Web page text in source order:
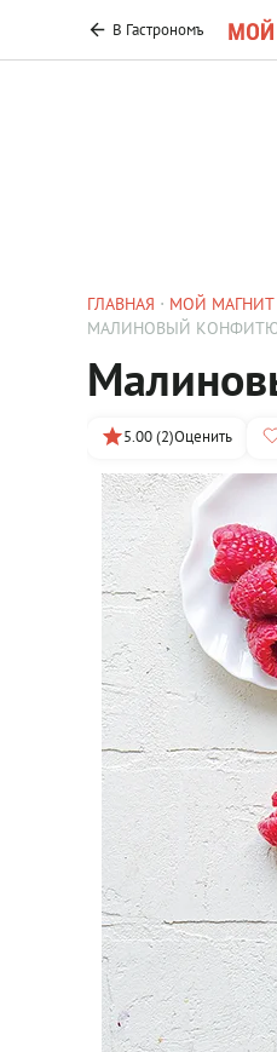
В Гастрономъ
ГЛАВНАЯ МОЙ МАГНИТ
МАЛИНОВЫЙ
5.00 (2)Оценить